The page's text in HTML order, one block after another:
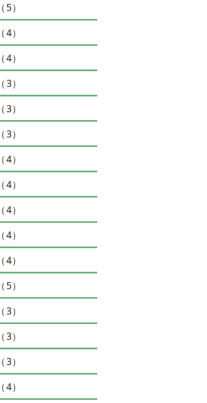
）
）
）
）
）
）
）
）
）
）
）
）
）
）
）
）